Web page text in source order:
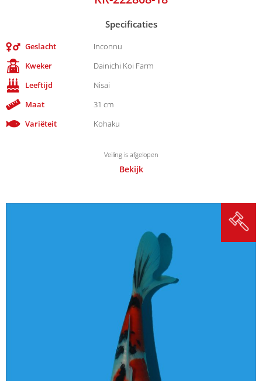
Specificaties
Geslacht
Inconnu
Kweker
Dainichi Koi Farm
Leeftijd
Nisai
Maat
31 cm
Variëteit
Kohaku
Veiling is afgelopen
Bekijk